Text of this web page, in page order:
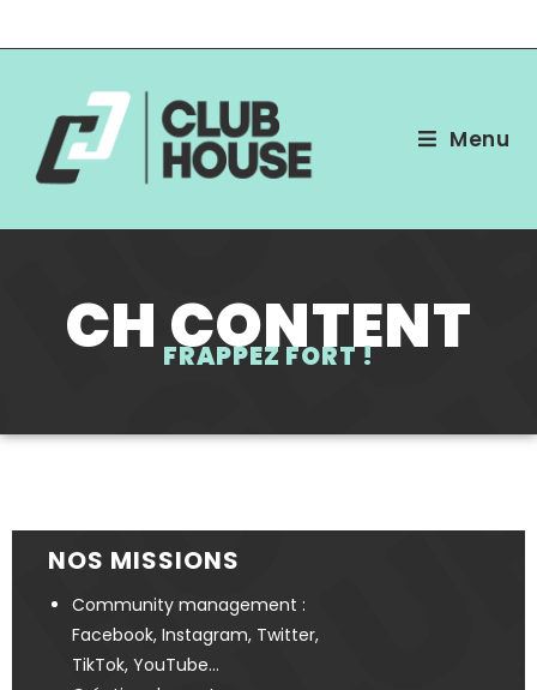
Menu
CH CONTENT
FRAPPEZ FORT !
NOS MISSIONS
Community management :
Facebook, Instagram, Twitter,
TikTok, YouTube…